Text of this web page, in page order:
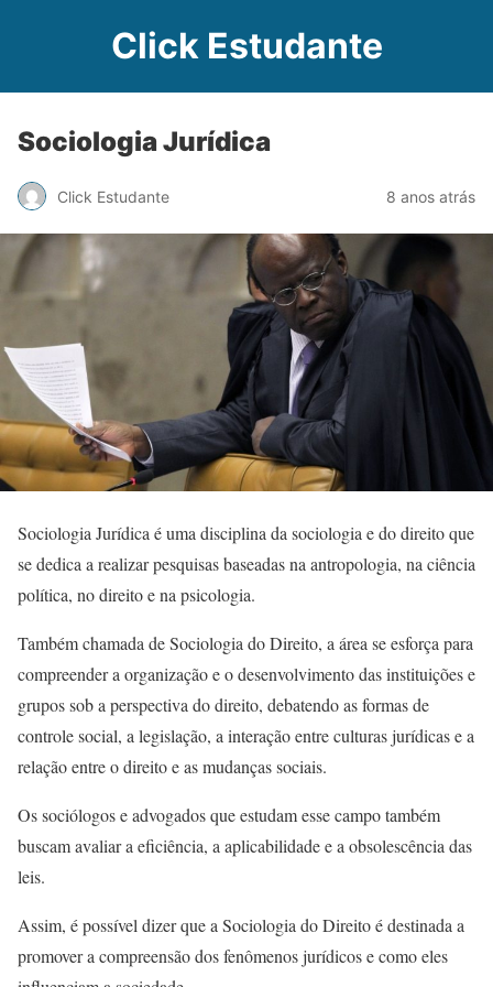
Click Estudante
Sociologia Jurídica
Click Estudante 8 anos atrás
Sociologia Jurídica é uma disciplina da sociologia e do direito que
se dedica a realizar pesquisas baseadas na antropologia, na ciência
política, no direito e na psicologia.
Também chamada de Sociologia do Direito, a área se esforça para
compreender a organização e o desenvolvimento das instituições e
grupos sob a perspectiva do direito, debatendo as formas de
controle social, a legislação, a interação entre culturas jurídicas e a
relação entre o direito e as mudanças sociais.
Os sociólogos e advogados que estudam esse campo também
buscam avaliar a eficiência, a aplicabilidade e a obsolescência das
leis.
Assim, é possível dizer que a Sociologia do Direito é destinada a
promover a compreensão dos fenômenos jurídicos e como eles